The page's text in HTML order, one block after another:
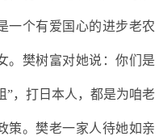
一个有爱国心的进步老农
。樊树富对她说：你们是
”，打日本人，都是为咱老
策。樊老一家人待她如亲